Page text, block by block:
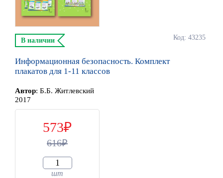
Код: 43235
В наличии
Информационная безопасность. Комплект
плакатов для 1-11 классов
Автор: Б.Б. Житлевский
2017
573
616
шт